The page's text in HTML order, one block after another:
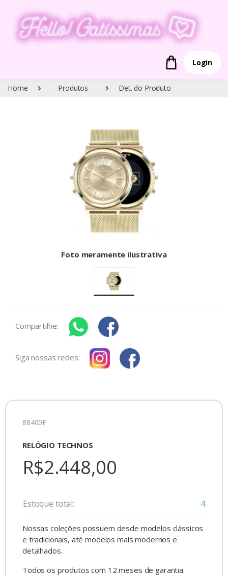
Login
Home Produtos Det. do Produto
Foto meramente ilustrativa
Compartilhe:
Siga nossas redes:
88400F
RELÓGIO TECHNOS
R$2.448,00
Estoque total: 4
Nossas coleções possuem desde modelos clássicos
e tradicionais, até modelos mais modernos e
detalhados.
Todos os produtos com 12 meses de garantia.